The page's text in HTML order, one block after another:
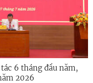
6 tháng đầu năm,
2026